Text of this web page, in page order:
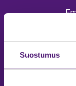
Suostumus